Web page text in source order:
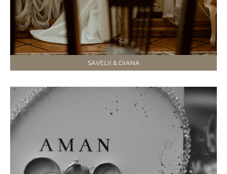
SAVELII & DIANA